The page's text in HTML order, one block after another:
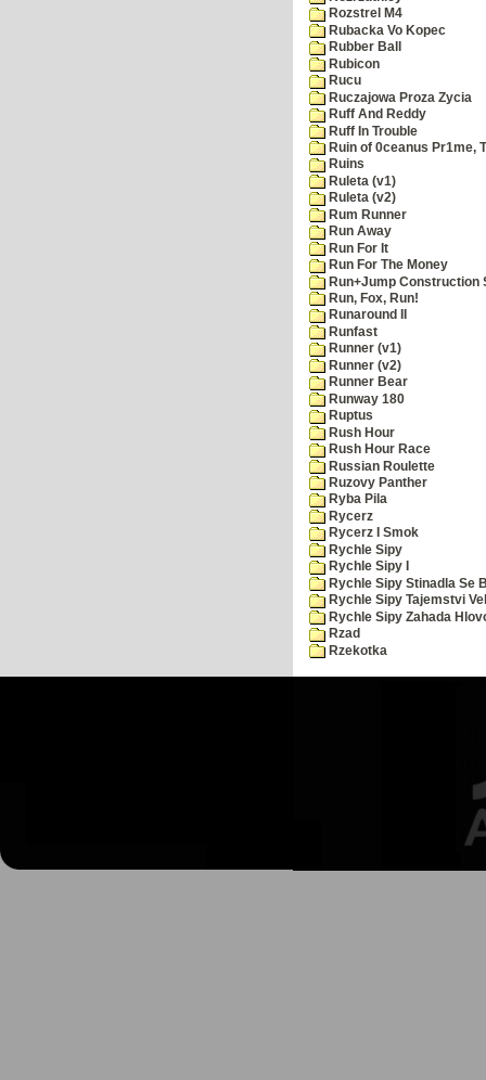
Rozstrel M4
Rubacka Vo Kopec
Rubber Ball
Rubicon
Rucu
Ruczajowa Proza Zycia
Ruff And Reddy
Ruff In Trouble
Ruin of 0ceanus Pr1me,
Ruins
Ruleta (v1)
Ruleta (v2)
Rum Runner
Run Away
Run For It
Run For The Money
Run+Jump Construction
Run, Fox, Run!
Runaround II
Runfast
Runner (v1)
Runner (v2)
Runner Bear
Runway 180
Ruptus
Rush Hour
Rush Hour Race
Russian Roulette
Ruzovy Panther
Ryba Pila
Rycerz
Rycerz I Smok
Rychle Sipy
Rychle Sipy I
Rychle Sipy Stinadla Se
Rychle Sipy Tajemstvi
Rychle Sipy Zahada
Rzad
Rzekotka